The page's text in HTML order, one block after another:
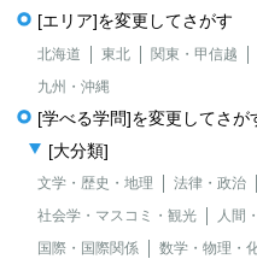
[エリア]を変更してさがす
北海道 東北 関東・甲信越
九州・沖縄
[学べる学問]を変更してさが
[大分類]
文学・歴史・地理 法律・政治
社会学・マスコミ・観光
人間
国際・国際関係
数学・物理・